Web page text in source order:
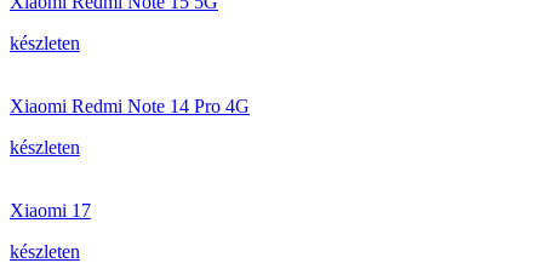
készleten
Xiaomi Redmi Note 14 Pro 4G
készleten
Xiaomi 17
készleten